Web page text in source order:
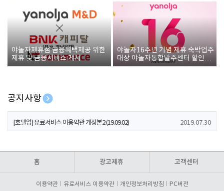
야놀자제휴점 금융혜택제공 위한
제휴 및 금융서비스 게시
야놀자16주년 기념 제휴 숙박업주
대상 야놀자통합발주센터 할인쿠
폰 증정
공지사항
[호텔업] 개인정보 처리방침 개정본1 (19.09.02)
[호텔업] 유료서비스 이용약관 개정본2 (19.09.02) 2019.07.30
홈 광고제휴 고객센터
이용약관 유료서비스 이용약관 개인정보처리방침 PC버전